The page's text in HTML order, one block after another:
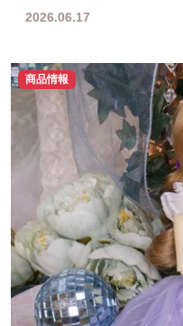
2026.06.17
商品情報